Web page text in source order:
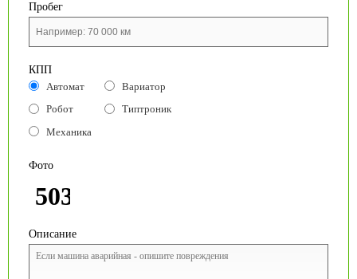
Пробег
КПП
Автомат
Вариатор
Робот
Типтроник
Механика
Фото
Описание